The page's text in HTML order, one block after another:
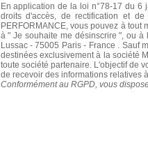
En application de la loi n°78-17 du 6
droits d'accès, de rectification et
PERFORMANCE, vous pouvez à
à " Je souhaite me désinscrire ", ou à
Lussac - 75005 Paris - France . Sauf
destinées exclusivement à la société
toute société partenaire. L'objectif de
de recevoir des informations relatives
Conformément au RGPD, vous